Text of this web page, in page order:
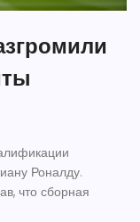
Роналду.
что сборная